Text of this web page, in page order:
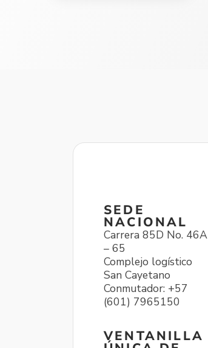
SEDE
NACIONAL
Carrera 85D No. 46A
– 65
Complejo logístico
San Cayetano
Conmutador: +57
(601) 7965150
VENTANILLA